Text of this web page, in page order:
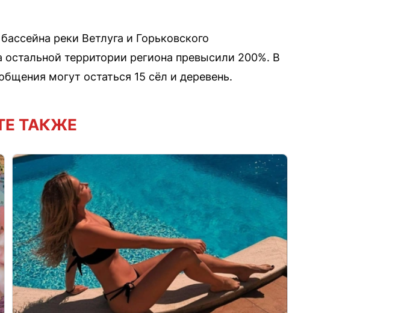
реки Ветлуга и Горьковского
территории региона превысили 200%. В
могут остаться 15 сёл и деревень.
ТАКЖЕ